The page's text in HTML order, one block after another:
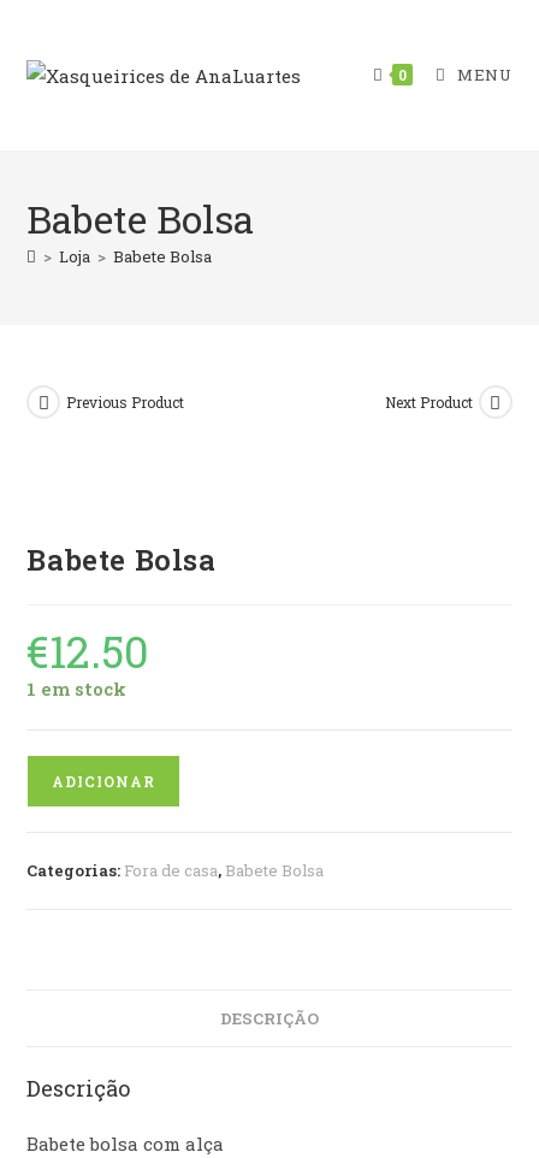
content
0 MENU
Babete Bolsa
> Loja > Babete Bolsa
Previous Product Next Product
Babete Bolsa
€12.50
1 em stock
ADICIONAR
Categorias: Fora de casa, Babete Bolsa
DESCRIÇÃO
Descrição
Babete bolsa com alça